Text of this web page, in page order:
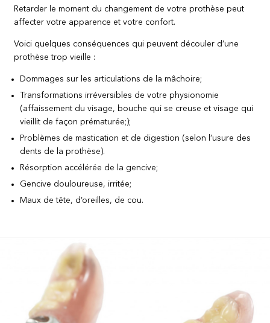
Retarder le moment du changement de votre prothèse peut
affecter votre apparence et votre confort.
Voici quelques conséquences qui peuvent découler d’une
prothèse trop vieille :
Dommages sur les articulations de la mâchoire;
Transformations irréversibles de votre physionomie
(affaissement du visage, bouche qui se creuse et visage qui
vieillit de façon prématurée;);
Problèmes de mastication et de digestion (selon l’usure des
dents de la prothèse).
Résorption accélérée de la gencive;
Gencive douloureuse, irritée;
Maux de tête, d’oreilles, de cou.